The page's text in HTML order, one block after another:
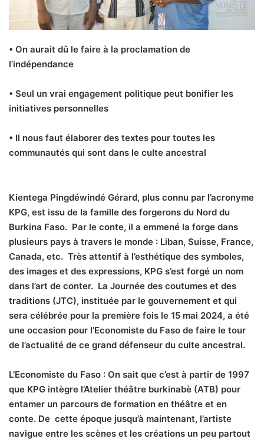
• On aurait dû le faire à la proclamation de
l’indépendance
• Seul un vrai engagement politique peut bonifier les
initiatives personnelles
• Il nous faut élaborer des textes pour toutes les
communautés qui sont dans le culte ancestral
Kientega Pingdéwindé Gérard, plus connu par l’acronyme
KPG, est issu de la famille des forgerons du Nord du
Burkina Faso. Par le conte, il a emmené la forge dans
plusieurs pays à travers le monde : Liban, Suisse, France,
Canada, etc. Très attentif à l’esthétique des symboles,
des images et des expressions, KPG s’est forgé un nom
dans l’art de conter. La Journée des coutumes et des
traditions (JTC), instituée par le gouvernement et qui
sera célébrée pour la première fois le 15 mai 2024, a été
une occasion pour l’Economiste du Faso de faire le tour
de l’actualité de ce grand défenseur du culte ancestral.
L’Economiste du Faso : On sait que c’est à partir de 1997
que KPG intègre l’Atelier théâtre burkinabè (ATB) pour
entamer un parcours de formation en théâtre et en
conte. De cette époque jusqu’à maintenant, l’artiste
navigue entre les scènes et les créations un peu partout